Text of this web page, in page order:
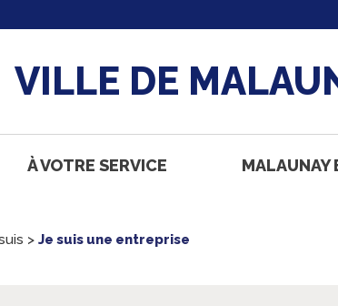
VILLE DE
À VOTRE SERVICE MALAUNAY
> Je suis une entreprise